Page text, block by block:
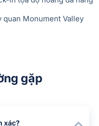
quan Monument Valley
gặp
xác?